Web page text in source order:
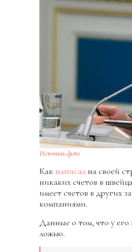
Источник фото
Как написал на своей
никаких счетов в
имеет счетов в других
компаниями.
Данные о том, что у его
ложью.